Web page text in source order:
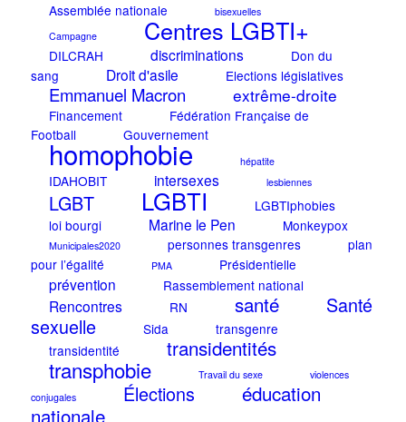
Assemblée nationale
bisexuelles
Campagne
Centres LGBTI+
DILCRAH discriminations
Don du
sang
Droit d'asile Elections législatives
Emmanuel Macron extrême-droite
Financement
Fédération Française de
Football
Gouvernement
homophobie hépatite
IDAHOBIT intersexes lesbiennes
LGBT LGBTI
LGBTIphobies
loi bourgi
Marine le Pen Monkeypox
Municipales2020 personnes transgenres
plan
pour l’égalité
PMA Présidentielle
prévention Rassemblement national
Rencontres RN santé
Santé
sexuelle
Sida
transgenre
transidentité
transidentités
transphobie Travail du sexe
violences
conjugales
Élections
éducation
nationale